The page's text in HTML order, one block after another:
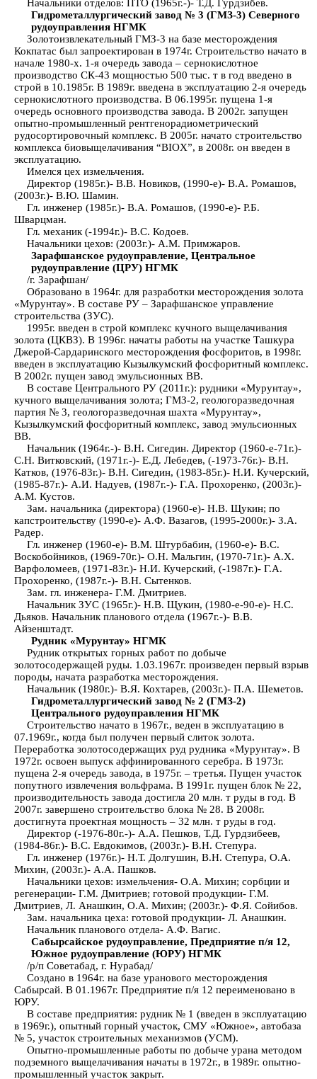
Начальники отделов: ПТО (1965г.-)- Т.Д. Гурдзибев.
Гидрометаллургический завод № 3 (ГМЗ-3) Северного
рудоуправления НГМК
Золотоизвлекательный ГМЗ-3 на базе месторождения
Кокпатас был запроектирован в 1974г. Строительство начато в
начале 1980-х. 1-я очередь завода – сернокислотное
производство СК-43 мощностью 500 тыс. т в год введено в
строй в 10.1985г. В 1989г. введена в эксплуатацию 2-я очередь
сернокислотного производства. В 06.1995г. пущена 1-я
очередь основного производства завода. В 2002г. запущен
опытно-промышленный рентгенорадиометрический
рудосортировочный комплекс. В 2005г. начато строительство
комплекса биовыщелачивания “BIOX”, в 2008г. он введен в
эксплуатацию.
Имелся цех измельчения.
Директор (1985г.)- В.В. Новиков, (1990-е)- В.А. Ромашов,
(2003г.)- В.Ю. Шамин.
Гл. инженер (1985г.)- В.А. Ромашов, (1990-е)- Р.Б.
Шварцман.
Гл. механик (-1994г.)- В.С. Кодоев.
Начальники цехов: (2003г.)- А.М. Примжаров.
Зарафшанское рудоуправление, Центральное
рудоуправление (ЦРУ) НГМК
/г. Зарафшан/
Образовано в 1964г. для разработки месторождения золота
«Мурунтау». В составе РУ – Зарафшанское управление
строительства (ЗУС).
1995г. введен в строй комплекс кучного выщелачивания
золота (ЦКВЗ). В 1996г. начаты работы на участке Ташкура
Джерой-Сардаринского месторождения фосфоритов, в 1998г.
введен в эксплуатацию Кызылкумский фосфоритный комплекс.
В 2002г. пущен завод эмульсионных ВВ.
В составе Центрального РУ (2011г.): рудники «Мурунтау»,
кучного выщелачивания золота; ГМЗ-2, геологоразведочная
партия № 3, геологоразведочная шахта «Мурунтау»,
Кызылкумский фосфоритный комплекс, завод эмульсионных
ВВ.
Начальник (1964г.-)- В.Н. Сигедин. Директор (1960-е-71г.)-
С.Н. Витковский, (1971г.-)- Е.Д. Лебедев, (-1973-76г.)- В.Н.
Катков, (1976-83г.)- В.Н. Сигедин, (1983-85г.)- Н.И. Кучерский,
(1985-87г.)- А.И. Надуев, (1987г.-)- Г.А. Прохоренко, (2003г.)-
А.М. Кустов.
Зам. начальника (директора) (1960-е)- Н.В. Щукин; по
капстроительству (1990-е)- А.Ф. Вазагов, (1995-2000г.)- З.А.
Радер.
Гл. инженер (1960-е)- В.М. Штурбабин, (1960-е)- В.С.
Воскобойников, (1969-70г.)- О.Н. Мальгин, (1970-71г.)- А.Х.
Варфоломеев, (1971-83г.)- Н.И. Кучерский, (-1987г.)- Г.А.
Прохоренко, (1987г.-)- В.Н. Сытенков.
Зам. гл. инженера- Г.М. Дмитриев.
Начальник ЗУС (1965г.)- Н.В. Щукин, (1980-е-90-е)- Н.С.
Дьяков. Начальник планового отдела (1967г.-)- В.В.
Айзенштадт.
Рудник «Мурунтау» НГМК
Рудник открытых горных работ по добыче
золотосодержащей руды. 1.03.1967г. произведен первый взрыв
породы, начата разработка месторождения.
Начальник (1980г.)- В.Я. Кохтарев, (2003г.)- П.А. Шеметов.
Гидрометаллургический завод № 2 (ГМЗ-2)
Центрального рудоуправления НГМК
Строительство начато в 1967г., веден в эксплуатацию в
07.1969г., когда был получен первый слиток золота.
Переработка золотосодержащих руд рудника «Мурунтау». В
1972г. освоен выпуск аффинированного серебра. В 1973г.
пущена 2-я очередь завода, в 1975г. – третья. Пущен участок
попутного извлечения вольфрама. В 1991г. пущен блок № 22,
производительность завода достигла 20 млн. т руды в год. В
2007г. завершено строительство блока № 28. В 2008г.
достигнута проектная мощность – 32 млн. т руды в год.
Директор (-1976-80г.-)- А.А. Пешков, Т.Д. Гурдзибеев,
(1984-86г.)- В.С. Евдокимов, (2003г.)- В.Н. Степура.
Гл. инженер (1976г.)- Н.Т. Долгушин, В.Н. Степура, О.А.
Михин, (2003г.)- А.А. Пашков.
Начальники цехов: измельчения- О.А. Михин; сорбции и
регенерации- Г.М. Дмитриев; готовой продукции- Г.М.
Дмитриев, Л. Анашкин, О.А. Михин; (2003г.)- Ф.Я. Сойибов.
Зам. начальника цеха: готовой продукции- Л. Анашкин.
Начальник планового отдела- А.Ф. Вагис.
Сабырсайское рудоуправление, Предприятие п/я 12,
Южное рудоуправление (ЮРУ) НГМК
/р/п Советабад, г. Нурабад/
Создано в 1964г. на базе уранового месторождения
Сабырсай. В 01.1967г. Предприятие п/я 12 переименовано в
ЮРУ.
В составе предприятия: рудник № 1 (введен в эксплуатацию
в 1969г.), опытный горный участок, СМУ «Южное», автобаза
№ 5, участок строительных механизмов (УСМ).
Опытно-промышленные работы по добыче урана методом
подземного выщелачивания начаты в 1972г., в 1989г. опытно-
промышленный участок закрыт.